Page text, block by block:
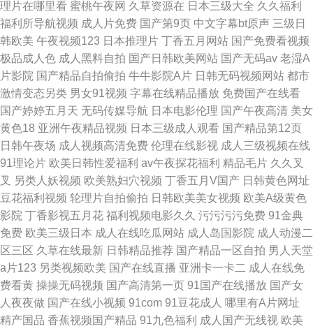
理片在哪里看 蜜桃午夜网 久草资源在 日本三级大全 久久福利
福利所导航视频 成人片免费 国产第9页 中文字幕bt原声 三级日
韩欧美 午夜视频123 日本推理片 丁香五月网站 国产免费看视频
极品成人色 成人黑料自拍 国产日韩欧美网站 国产无码av 老湿A
片影院 国产精品自拍偷拍 牛牛影院A片 日韩无码视频网站 都市
激情变态另类 男女91视频 字幕在线精品播放 免费国产在线看
国产婷婷五月天 无码传媒导航 日本电影伦理 国产午夜高清 美女
黄色18 亚洲午夜精品视频 日本三级成人观看 国产精品第12页
日韩午夜场 成人视频高清免费 伦理在线影视 成人三级视频在线
91理论片 欧美日韩性爱福利 av午夜探花福利 精品毛片 久久叉
叉 另类人妖视频 欧美熟妇穴视频 丁香五月V国产 日韩黄色网址
豆花福利视频 轮理片自拍偷拍 日韩欧美美女视频 欧美A级黄色
影院 丁香影视五月花 福利视频电影久久 污污污污免费 91金典
免费 欧美三级日本 成人在线吃瓜网站 成人岛国影院 成人动漫二
区三区 久草在线最新 日韩精品推荐 国产精品一区自拍 男人天堂
a片123 另类视频欧美 国产在线直播 亚洲卡一卡二 成人在线免
费看黄 操操无码视频 国产高清第一页 91国产在线播放 国产女
人夜夜做 国产在线小视频 91com 91豆花成人 哪里有A片网址
精产国品 香蕉视频国产精品 91九色福利 成人国产无线视 欧美